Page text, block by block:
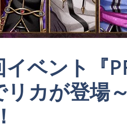
ベント『
カが登場